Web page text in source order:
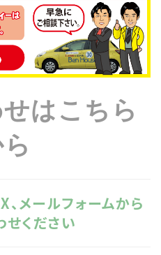
はこちら
メールフォームから
ください